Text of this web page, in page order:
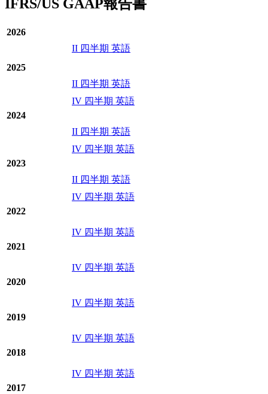
IFRS/US GAAP報告書
2026
II 四半期 英語
2025
II 四半期 英語
IV 四半期 英語
2024
II 四半期 英語
IV 四半期 英語
2023
II 四半期 英語
IV 四半期 英語
2022
IV 四半期 英語
2021
IV 四半期 英語
2020
IV 四半期 英語
2019
IV 四半期 英語
2018
IV 四半期 英語
2017